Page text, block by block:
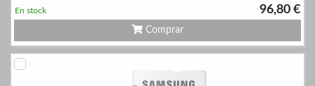
96,80 €
En stock
Comprar